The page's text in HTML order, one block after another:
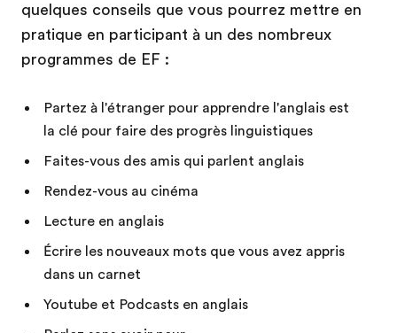
quelques conseils que vous pourrez mettre en
pratique en participant à un des nombreux
programmes de EF :
Partez à l'étranger pour apprendre l'anglais est
la clé pour faire des progrès linguistiques
Faites-vous des amis qui parlent anglais
Rendez-vous au cinéma
Lecture en anglais
Écrire les nouveaux mots que vous avez appris
dans un carnet
Youtube et Podcasts en anglais